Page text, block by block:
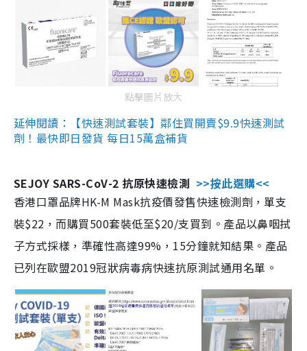
點擊圖片放大
延伸閱讀：【快速測試套裝】鄰住買開賣$9.9快速測試
劑！最快即日發貨 每日15萬盒補貨
SEJOY SARS-CoV-2 抗原快速檢測 >>按此選購<<
香港口罩品牌HK-M Mask抗疫價發售快速檢測劑，單支
裝$22，而購買500套裝低至$20/支買到。產品以鼻咽拭
子方式採樣，準確性高達99%，15分鐘就知結果。產品
已列在歐盟2019冠狀病毒病快速抗原測試通用名單。